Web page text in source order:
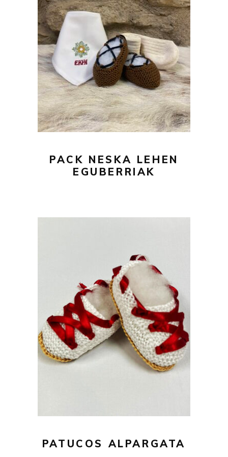
43,00€
AÑADIR AL CARRITO
PACK NESKA LEHEN
EGUBERRIAK
26,00€
AÑADIR AL CARRITO
PATUCOS ALPARGATA